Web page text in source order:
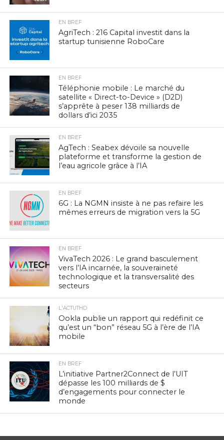
EN BREF
AgriTech : 216 Capital investit dans la
startup tunisienne RoboCare
EN BREF
Téléphonie mobile : Le marché du
satellite « Direct-to-Device » (D2D)
s’apprête à peser 138 milliards de
dollars d’ici 2035
EN BREF
AgTech : Seabex dévoile sa nouvelle
plateforme et transforme la gestion de
l’eau agricole grâce à l’IA
EN BREF
6G : La NGMN insiste à ne pas refaire les
mêmes erreurs de migration vers la 5G
EN BREF
VivaTech 2026 : Le grand basculement
vers l’IA incarnée, la souveraineté
technologique et la transversalité des
secteurs
L'ACTUTHD
Ookla publie un rapport qui redéfinit ce
qu’est un “bon” réseau 5G à l’ère de l’IA
mobile
EN BREF
L’initiative Partner2Connect de l’UIT
dépasse les 100 milliards de $
d’engagements pour connecter le
monde